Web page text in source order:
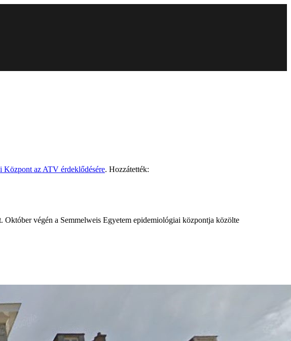
i Központ az ATV érdeklődésére. Hozzátették:
Október végén a Semmelweis Egyetem epidemiológiai központja közölte